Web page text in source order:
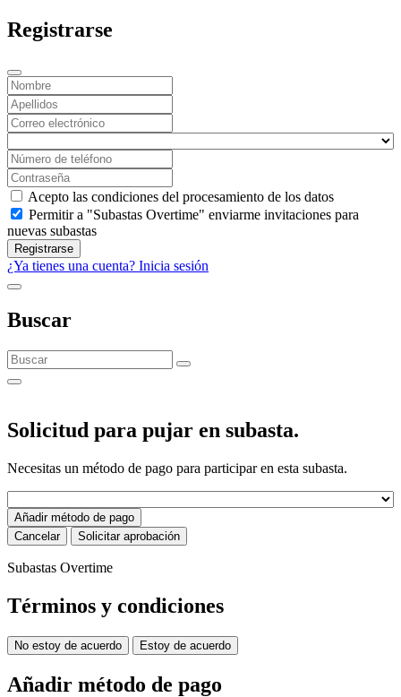
Registrarse
Acepto las condiciones del procesamiento de los datos
Permitir a "Subastas Overtime" enviarme invitaciones para
nuevas subastas
Registrarse
¿Ya tienes una cuenta? Inicia sesión
Buscar
Solicitud para pujar en subasta.
Necesitas un método de pago para participar en esta subasta.
Añadir método de pago
Cancelar
Solicitar aprobación
Subastas Overtime
Términos y condiciones
No estoy de acuerdo Estoy de acuerdo
Añadir método de pago